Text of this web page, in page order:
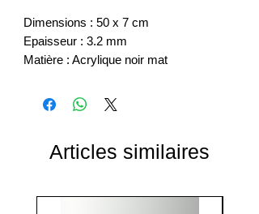
Dimensions : 50 x 7 cm
Epaisseur : 3.2 mm
Matière : Acrylique noir mat
Articles similaires